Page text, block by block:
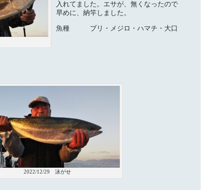
入れてました。エサが、無くなったので
早めに、納竿しました。
魚種 ブリ・メジロ・ハマチ・大口
2022/12/29 泳がせ